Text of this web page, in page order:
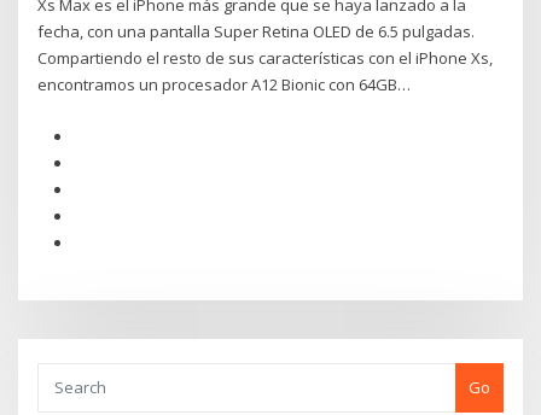
Xs Max es el iPhone más grande que se haya lanzado a la
fecha, con una pantalla Super Retina OLED de 6.5 pulgadas.
Compartiendo el resto de sus características con el iPhone Xs,
encontramos un procesador A12 Bionic con 64GB…
Go